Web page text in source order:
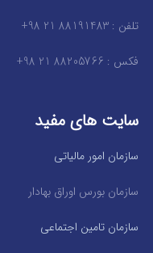
تلفن : 88191483 21 98+
فکس : 88205766 21 98+
سایت های مفید
سازمان امور مالیاتی
سازمان بورس اوراق بهادار
سازمان تامین اجتماعی